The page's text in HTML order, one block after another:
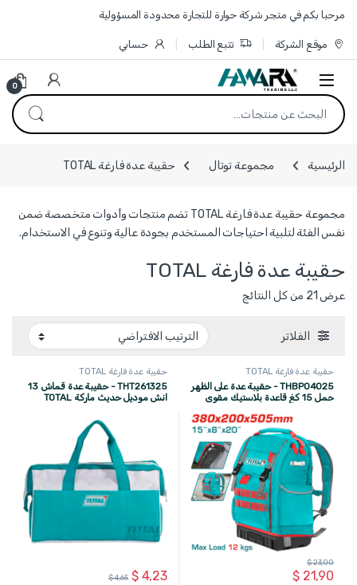
Skip to navigation
Skip to content
مرحبا بكم في متجر شركة حوارة للتجارة محدودة المسؤولية
موقع الشركة تتبع الطلب حسابي
0
البحث عن:
الرئيسية مجموعة توتال حقيبة عدة فارغة TOTAL
مجموعة حقيبة عدة فارغة TOTAL تضم منتجات وأدوات متخصصة ضمن
نفس الفئة لتلبية احتياجات المستخدم بجودة عالية وتنوع في الاستخدام.
حقيبة عدة فارغة TOTAL
عرض ⁦21⁩ من كل النتائج
الفلاتر
حقيبة عدة فارغة TOTAL
THBP04025 - حقيبة عدة على الظهر
حمل 15 كغ قاعدة بلاستيك مقوى
$21,90
$23,00
حقيبة عدة فارغة TOTAL
THT261325 - حقيبة عدة قماش 13
انش موديل حديث ماركة TOTAL
$4,23
$4,65